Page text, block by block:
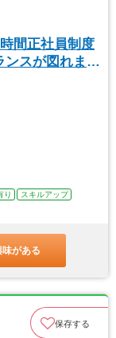
間正社員制度
スが図れま
り
スキルアップ
がある
保存する